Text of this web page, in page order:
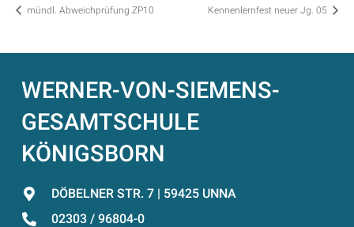
mündl. Abweichprüfung ZP10 Kennenlernfest neuer Jg. 05
WERNER-VON-SIEMENS-
GESAMTSCHULE
KÖNIGSBORN
DÖBELNER STR. 7 | 59425 UNNA
02303 / 96804-0